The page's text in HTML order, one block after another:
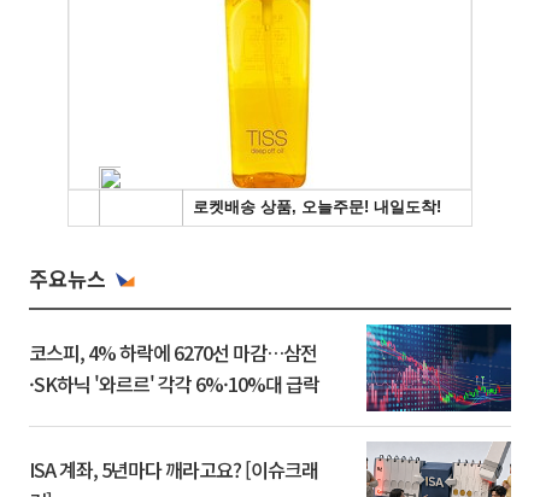
주요뉴스
코스피, 4% 하락에 6270선 마감…삼전
·SK하닉 '와르르' 각각 6%·10%대 급락
ISA 계좌, 5년마다 깨라고요? [이슈크래